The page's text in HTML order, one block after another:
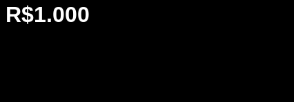
R$1.000